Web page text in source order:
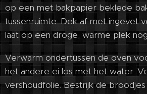
op een met bakpapier beklede
tussenruimte. Dek af met ingevet
laat op een droge, warme plek
Verwarm ondertussen de oven
het andere ei los met het water.
vershoudfolie. Bestrijk de